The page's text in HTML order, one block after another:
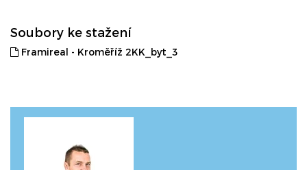
Soubory ke stažení
Framireal - Kroměříž 2KK_byt_3